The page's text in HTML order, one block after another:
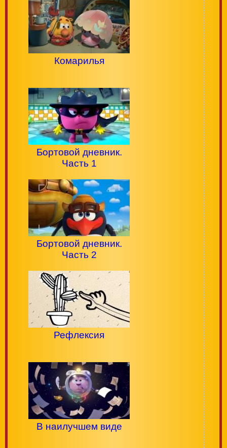
Комарилья
Бортовой дневник.
Часть 1
Бортовой дневник.
Часть 2
Рефлексия
В наилучшем виде